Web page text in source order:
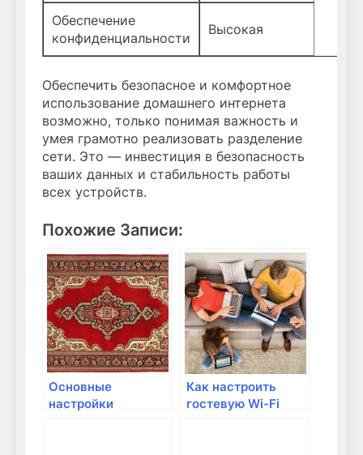
Обеспечение
конфиденциальности
Высокая
Обеспечить безопасное и комфортное
использование домашнего интернета
возможно, только понимая важность и
умея грамотно реализовать разделение
сети. Это — инвестиция в безопасность
ваших данных и стабильность работы
всех устройств.
Похожие Записи:
Основные
настройки
Как настроить
гостевую Wi-Fi